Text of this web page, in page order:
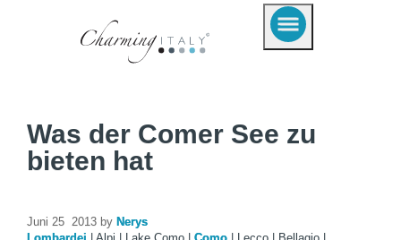
Was der Comer See zu
bieten hat
Juni 25 2013 by Nerys